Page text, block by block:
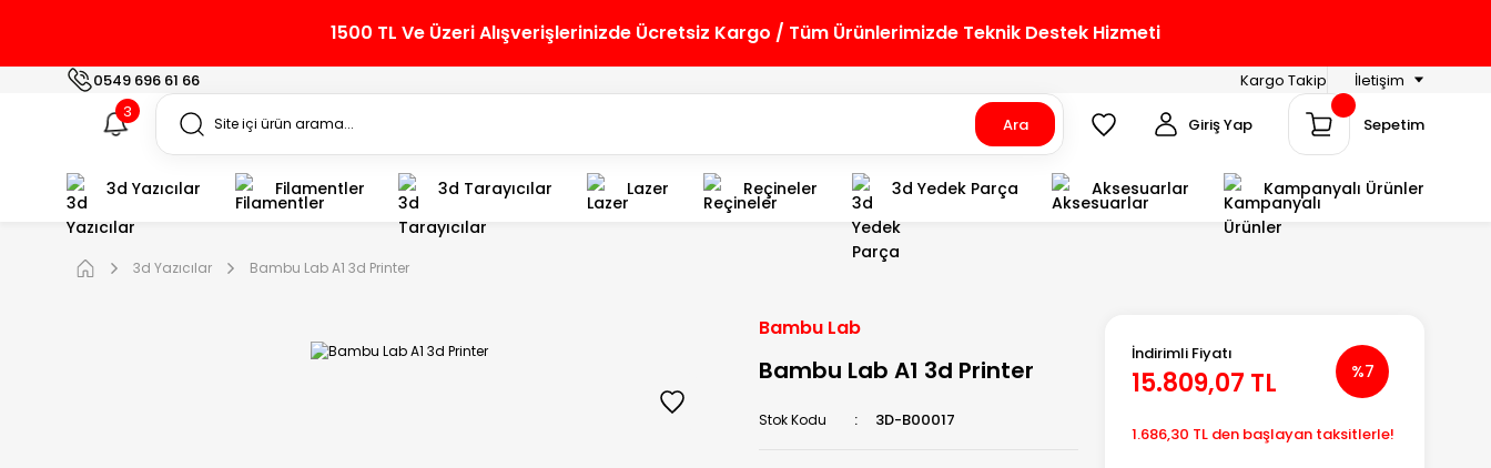
1500 TL Ve Üzeri Alışverişlerinizde Ücretsiz Kargo / Tüm Ürünlerimizde Teknik Destek Hizmeti
0549 696 61 66 Kargo Takip
İletişim
3
Ara Giriş Yap Sepetim
3d Yazıcılar Filamentler 3d Tarayıcılar Lazer Reçineler 3d Yedek Parça Aksesuarlar Kampanyalı Ürünler
3d Yazıcılar Bambu Lab A1 3d Printer
Bambu Lab
Bambu Lab A1 3d Printer
Stok Kodu 3D-B00017
İndirimli Fiyatı
15.809,07 TL %7
1.686,30 TL den başlayan taksitlerle!